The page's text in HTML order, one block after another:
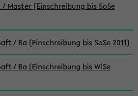
Master (Einschreibung bis SoSe
/ Ba (Einschreibung bis SoSe 2011)
/ Ba (Einschreibung bis WiSe